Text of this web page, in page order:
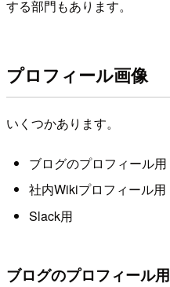
する部門もあります。
プロフィール画像
いくつかあります。
ブログのプロフィール用
社内Wikiプロフィール用
Slack用
ブログのプロフィール用